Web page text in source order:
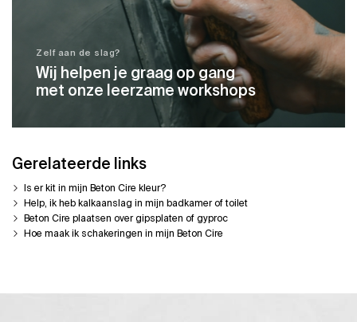
Zelf aan de slag?
Wij helpen je graag op gang
met onze leerzame workshops
Gerelateerde links
Is er kit in mijn Beton Cire kleur?
Help, ik heb kalkaanslag in mijn badkamer of toilet
Beton Cire plaatsen over gipsplaten of gyproc
Hoe maak ik schakeringen in mijn Beton Cire